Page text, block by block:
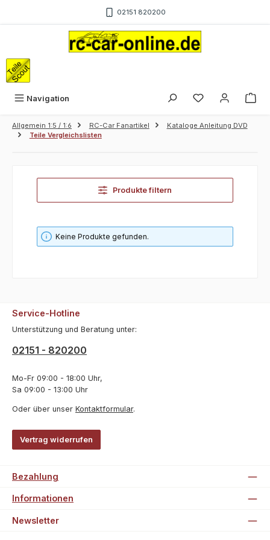
02151 820200
Navigation
Allgemein 1:5 / 1:6 RC-Car Fanartikel
Kataloge Anleitung DVD
Teile Vergleichslisten
Produkte filtern
Keine Produkte gefunden.
Service-Hotline
Unterstützung und Beratung unter:
02151 - 820200
Mo-Fr 09:00 - 18:00 Uhr,
Sa 09:00 - 13:00 Uhr
Oder über unser Kontaktformular.
Vertrag widerrufen
Bezahlung
Informationen
Newsletter